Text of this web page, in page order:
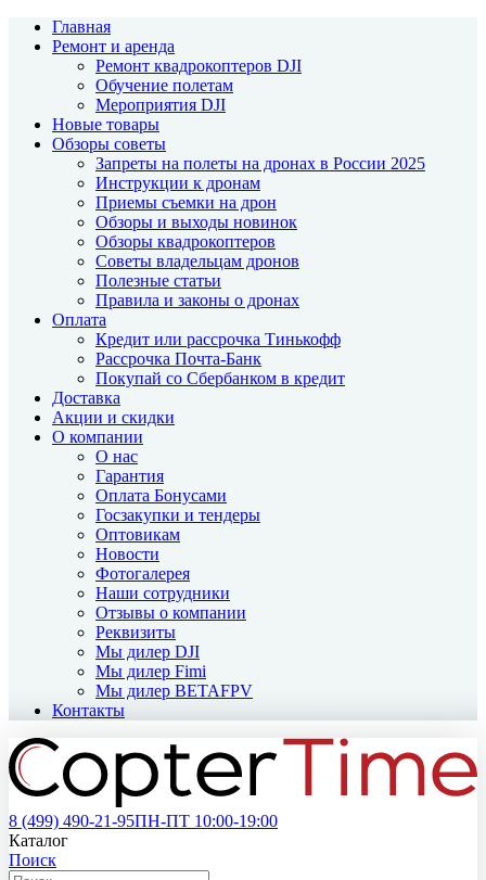
Главная
Ремонт и аренда
Ремонт квадрокоптеров DJI
Обучение полетам
Мероприятия DJI
Новые товары
Обзоры советы
Запреты на полеты на дронах в России 2025
Инструкции к дронам
Приемы съемки на дрон
Обзоры и выходы новинок
Обзоры квадрокоптеров
Советы владельцам дронов
Полезные статьи
Правила и законы о дронах
Оплата
Кредит или рассрочка Тинькофф
Рассрочка Почта-Банк
Покупай со Сбербанком в кредит
Доставка
Акции и скидки
О компании
О нас
Гарантия
Оплата Бонусами
Госзакупки и тендеры
Оптовикам
Новости
Фотогалерея
Наши сотрудники
Отзывы о компании
Реквизиты
Мы дилер DJI
Мы дилер Fimi
Мы дилер BETAFPV
Контакты
8 (499) 490-21-95ПН-ПТ 10:00-19:00
Каталог
Поиск